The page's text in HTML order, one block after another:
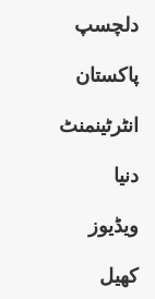
دلچسپ
پاکستان
انٹرٹینمنٹ
دنیا
ویڈیوز
کھیل